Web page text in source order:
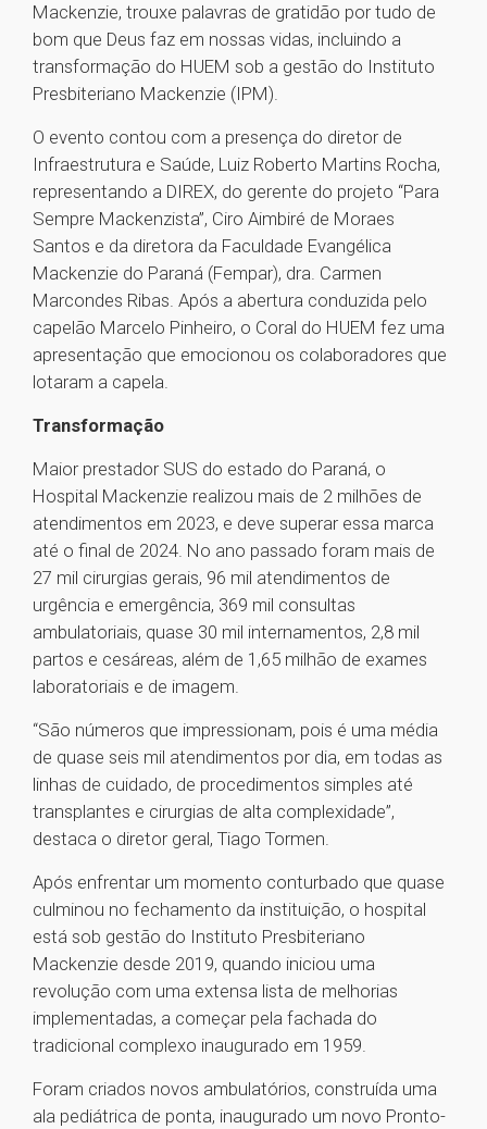
Mackenzie, trouxe palavras de gratidão por tudo de
bom que Deus faz em nossas vidas, incluindo a
transformação do HUEM sob a gestão do Instituto
Presbiteriano Mackenzie (IPM).
O evento contou com a presença do diretor de
Infraestrutura e Saúde, Luiz Roberto Martins Rocha,
representando a DIREX, do gerente do projeto “Para
Sempre Mackenzista”, Ciro Aimbiré de Moraes
Santos e da diretora da Faculdade Evangélica
Mackenzie do Paraná (Fempar), dra. Carmen
Marcondes Ribas. Após a abertura conduzida pelo
capelão Marcelo Pinheiro, o Coral do HUEM fez uma
apresentação que emocionou os colaboradores que
lotaram a capela.
Transformação
Maior prestador SUS do estado do Paraná, o
Hospital Mackenzie realizou mais de 2 milhões de
atendimentos em 2023, e deve superar essa marca
até o final de 2024. No ano passado foram mais de
27 mil cirurgias gerais, 96 mil atendimentos de
urgência e emergência, 369 mil consultas
ambulatoriais, quase 30 mil internamentos, 2,8 mil
partos e cesáreas, além de 1,65 milhão de exames
laboratoriais e de imagem.
“São números que impressionam, pois é uma média
de quase seis mil atendimentos por dia, em todas as
linhas de cuidado, de procedimentos simples até
transplantes e cirurgias de alta complexidade”,
destaca o diretor geral, Tiago Tormen.
Após enfrentar um momento conturbado que quase
culminou no fechamento da instituição, o hospital
está sob gestão do Instituto Presbiteriano
Mackenzie desde 2019, quando iniciou uma
revolução com uma extensa lista de melhorias
implementadas, a começar pela fachada do
tradicional complexo inaugurado em 1959.
Foram criados novos ambulatórios, construída uma
ala pediátrica de ponta, inaugurado um novo Pronto-